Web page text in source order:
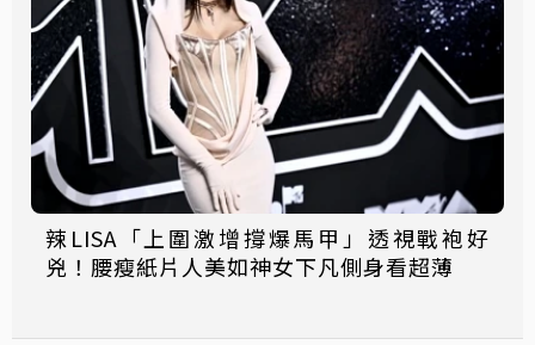
辣LISA「上圍激增撐爆馬甲」透視戰袍好
兇！腰瘦紙片人美如神女下凡側身看超薄